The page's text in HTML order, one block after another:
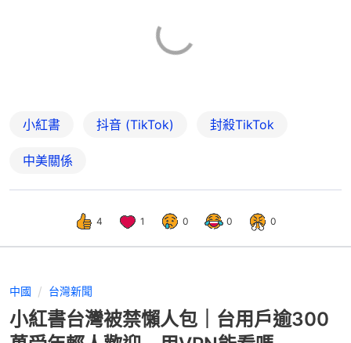
小紅書 抖音 (TikTok) 封殺TikTok
中美關係
4 1 0 0 0
中國 台灣新聞
小紅書台灣被禁懶人包｜台用戶逾300